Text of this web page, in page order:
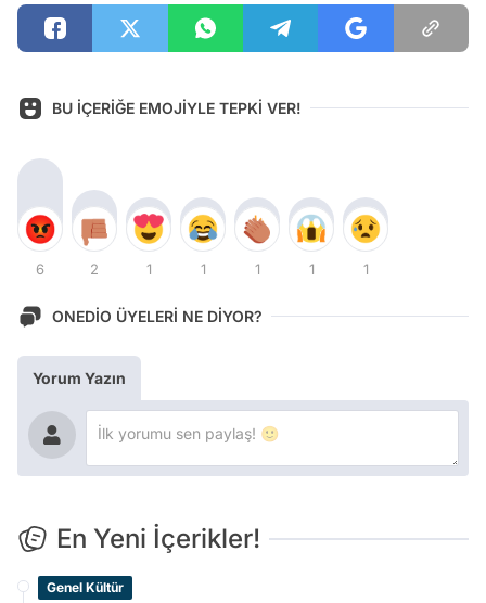
BU İÇERİĞE EMOJİYLE TEPKİ VER!
6 2 1 1 1 1 1
ONEDİO ÜYELERİ NE DİYOR?
Yorum Yazın
En Yeni İçerikler!
Genel Kültür